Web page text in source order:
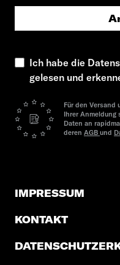
Ich habe die
gelesen und
Für den Versand
Ihrer Anmeldung
Daten an
deren AGB und
IMPRESSUM
KONTAKT